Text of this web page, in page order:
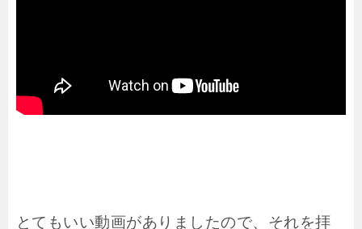
とてもいい動画がありましたので、それを拝